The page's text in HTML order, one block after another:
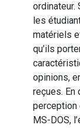
les
matériels
qu’ils
opinions,
reçues.
perception
MS-DOS,